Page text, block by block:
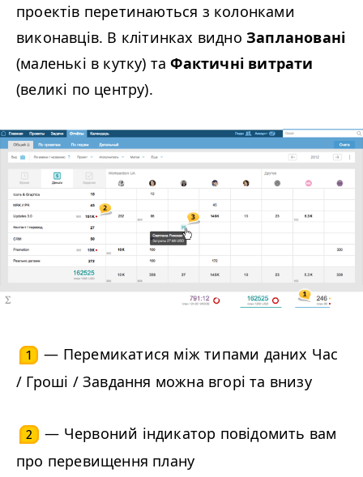
проектів перетинаються з колонками
виконавців. В клітинках видно Заплановані
(маленькі в кутку) таФактичні витрати
(великі по центру).
1
— Перемикатися між типами даних Час
/ Гроші / Завдання можна вгорі та внизу
2
— Червоний індикатор повідомить вам
про перевищення плану